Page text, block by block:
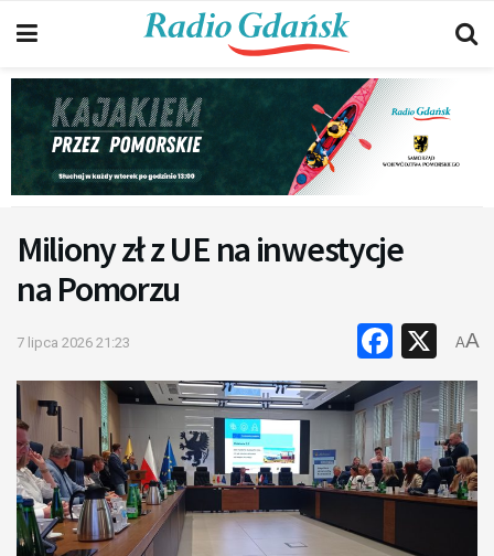
Miliony zł z UE na inwestycje
na Pomorzu
7 lipca 2026 21:23 X
AA